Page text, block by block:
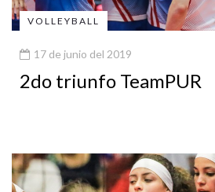
VOLLEYBALL
17 de junio del 2019
2do triunfo TeamPUR